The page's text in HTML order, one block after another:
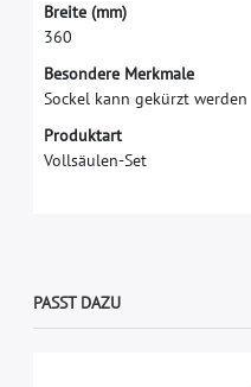
Breite (mm)
360
Besondere Merkmale
Sockel kann gekürzt werden
Produktart
Vollsäulen-Set
PASST DAZU